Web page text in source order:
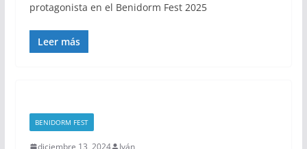
protagonista en el Benidorm Fest 2025
Leer más
BENIDORM FEST